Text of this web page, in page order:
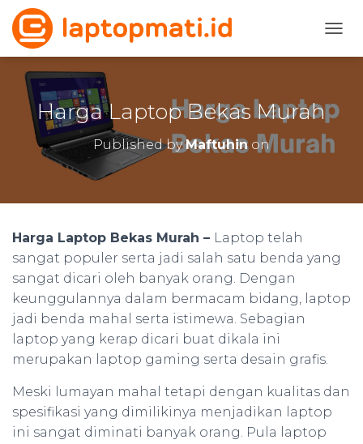
Harga Laptop Bekas Murah
Published byMaftuhinon
Harga Laptop Bekas Murah – Laptop telah
sangat populer serta jadi salah satu benda yang
sangat dicari oleh banyak orang. Dengan
keunggulannya dalam bermacam bidang, laptop
jadi benda mahal serta istimewa. Sebagian
laptop yang kerap dicari buat dikala ini
merupakan laptop gaming serta desain grafis.
Meski lumayan mahal tetapi dengan kualitas dan
spesifikasi yang dimilikinya menjadikan laptop
ini sangat diminati banyak orang. Pula laptop